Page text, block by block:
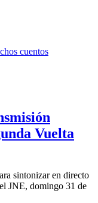
Vuelta
sintonizar en directo
JNE, domingo 31 de